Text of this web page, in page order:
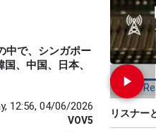
中で、シンガポー
、中国、日本、
12:56, 04/06/2026
VOV5
Most
リスナー